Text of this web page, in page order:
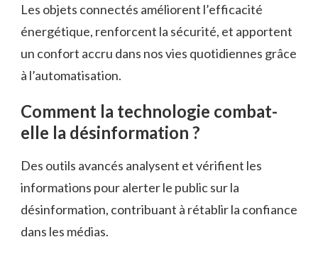
Les objets connectés améliorent l’efficacité
énergétique, renforcent la sécurité, et apportent
un confort accru dans nos vies quotidiennes grâce
à l’automatisation.
Comment la technologie combat-
elle la désinformation ?
Des outils avancés analysent et vérifient les
informations pour alerter le public sur la
désinformation, contribuant à rétablir la confiance
dans les médias.